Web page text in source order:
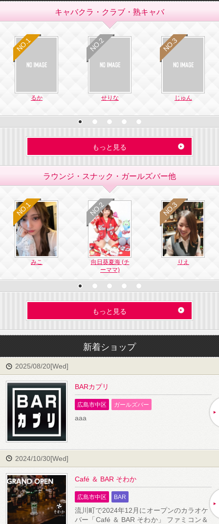
キャバクラ・クラブ・熟キャバ
NO IMAGE
るか
NO.1 NO IMAGE
せりな
NO.2
じゅん
NO.3
もっと見る
ラウンジ・スナック・ガールズバー他
みこ
NO.1
向日葵夏海 (チ
ーママ)
NO.2
りえ
NO.3
もっと見る
新着ショップ
2025/08/20[Wed]
BARカプリ
広島市中区 ガールズバー
aaa
2024/10/30[Wed]
Café ＆ BAR そわか
広島市中区 BAR
流川町で2024年12月にオープンのカラオケ
バー「Café ＆ BAR そわか」 ファミコン＆